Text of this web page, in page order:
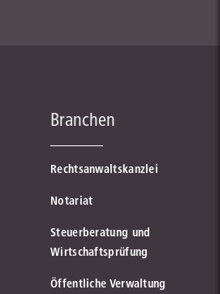
Branchen
Rechtsanwaltskanzlei
Notariat
Steuerberatung und
Wirtschaftsprüfung
Öffentliche Verwaltung